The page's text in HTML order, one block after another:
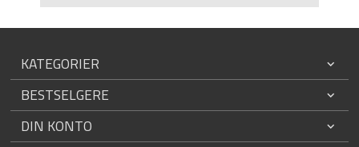
KATEGORIER
BESTSELGERE
DIN KONTO